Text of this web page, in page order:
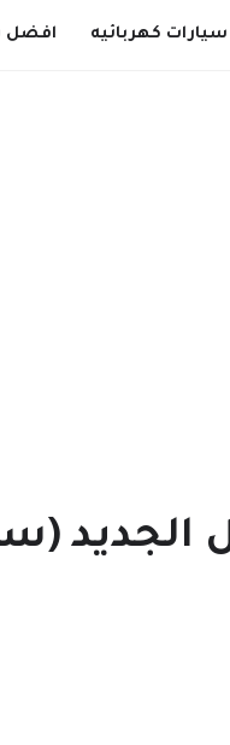
سيارات كهربائيه افضل
2021 الشكل